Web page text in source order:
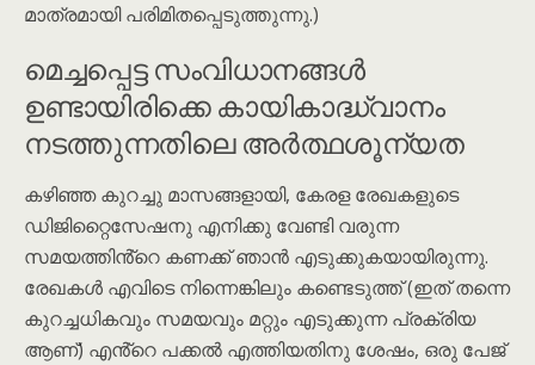
മാത്രമായി പരിമിതപ്പെടുത്തുന്നു.)
മെച്ചപ്പെട്ട സംവിധാനങ്ങൾ
ഉണ്ടായിരിക്കെ കായികാദ്ധ്വാനം
നടത്തുന്നതിലെ അർത്ഥശൂന്യത
കഴിഞ്ഞ കുറച്ചു മാസങ്ങളായി, കേരള രേഖകളുടെ
ഡിജിറ്റൈസേഷനു എനിക്കു വേണ്ടി വരുന്ന
സമയത്തിൻ്റെ കണക്ക് ഞാൻ എടുക്കുകയായിരുന്നു.
രേഖകൾ എവിടെ നിന്നെങ്കിലും കണ്ടെടുത്ത് (ഇത് തന്നെ
കുറച്ചധികവും സമയവും മറ്റും എടുക്കുന്ന പ്രക്രിയ
ആണ്) എൻ്റെ പക്കൽ എത്തിയതിനു ശേഷം, ഒരു പേജ്